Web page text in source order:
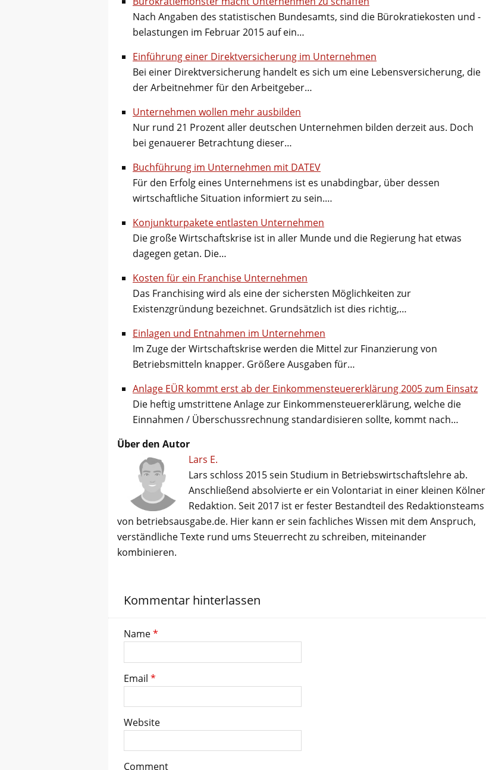
Nach Angaben des statistischen Bundesamts, sind die Bürokratiekosten und -
belastungen im Februar 2015 auf ein…
Einführung einer Direktversicherung im Unternehmen
Bei einer Direktversicherung handelt es sich um eine Lebensversicherung, die
der Arbeitnehmer für den Arbeitgeber…
Unternehmen wollen mehr ausbilden
Nur rund 21 Prozent aller deutschen Unternehmen bilden derzeit aus. Doch
bei genauerer Betrachtung dieser…
Buchführung im Unternehmen mit DATEV
Für den Erfolg eines Unternehmens ist es unabdingbar, über dessen
wirtschaftliche Situation informiert zu sein.…
Konjunkturpakete entlasten Unternehmen
Die große Wirtschaftskrise ist in aller Munde und die Regierung hat etwas
dagegen getan. Die…
Kosten für ein Franchise Unternehmen
Das Franchising wird als eine der sichersten Möglichkeiten zur
Existenzgründung bezeichnet. Grundsätzlich ist dies richtig,…
Einlagen und Entnahmen im Unternehmen
Im Zuge der Wirtschaftskrise werden die Mittel zur Finanzierung von
Betriebsmitteln knapper. Größere Ausgaben für…
Anlage EÜR kommt erst ab der Einkommensteuererklärung 2005 zum Einsatz
Die heftig umstrittene Anlage zur Einkommensteuererklärung, welche die
Einnahmen / Überschussrechnung standardisieren sollte, kommt nach…
Über den Autor
Lars E.
Lars schloss 2015 sein Studium in Betriebswirtschaftslehre ab.
Anschließend absolvierte er ein Volontariat in einer kleinen Kölner
Redaktion. Seit 2017 ist er fester Bestandteil des Redaktionsteams
von betriebsausgabe.de. Hier kann er sein fachliches Wissen mit dem Anspruch,
verständliche Texte rund ums Steuerrecht zu schreiben, miteinander
kombinieren.
Kommentar hinterlassen
Name*
Email *
Website
Comment